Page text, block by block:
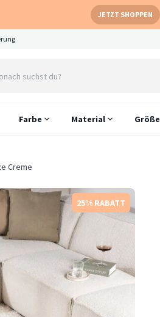
JETZT SHOPPEN
Farbe Material Größe
Creme
25% RABATT